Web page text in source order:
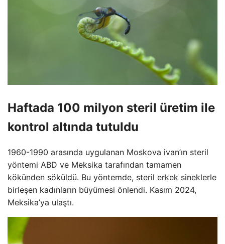
Haftada 100 milyon steril üretim ile
kontrol altında tutuldu
1960-1990 arasında uygulanan Moskova ivan’ın steril
yöntemi ABD ve Meksika tarafından tamamen
kökünden söküldü. Bu yöntemde, steril erkek sineklerle
birleşen kadınların büyümesi önlendi. Kasım 2024,
Meksika’ya ulaştı.